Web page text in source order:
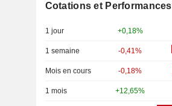
Cotations et Performances
1 jour +0,18%
1 semaine -0,41%
Mois en cours -0,18%
1 mois +12,65%